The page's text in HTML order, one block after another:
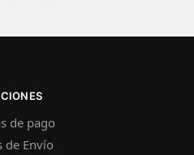
de pago
de Envío